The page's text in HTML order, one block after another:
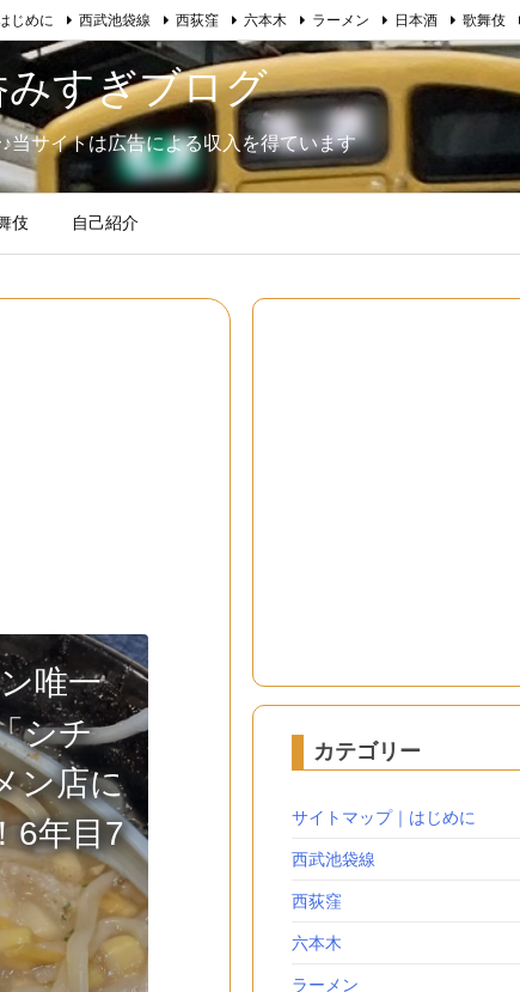
すぎブログ
当サイトは広告による収入を得ています
伎 自己紹介
じめに 西武池袋線 西荻窪 六本木 ラーメン 日本酒 歌舞伎
唯一
シチ
ン店に
6年目7
カテゴリー
サイトマップ｜はじめに
西武池袋線
西荻窪
六本木
ラーメン